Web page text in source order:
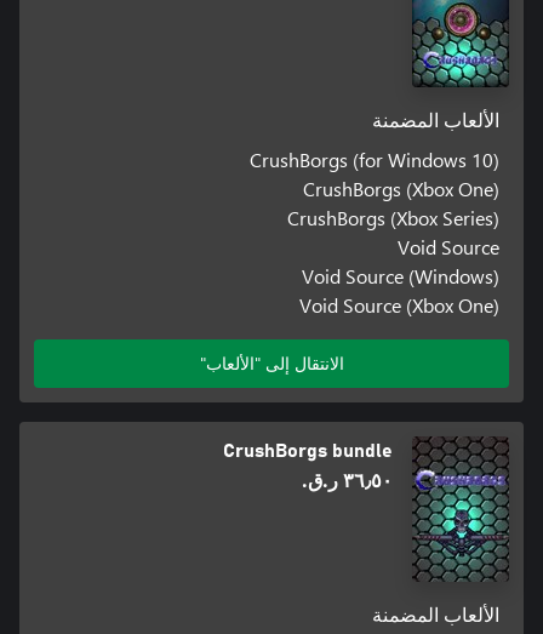
الألعاب المضمنة
CrushBorgs (for Windows 10)
CrushBorgs (Xbox One)
CrushBorgs (Xbox Series)
Void Source
Void Source (Windows)
Void Source (Xbox One)
الانتقال إلى "الألعاب"
CrushBorgs bundle
٣٦٫٥٠ ر.ق.‏
الألعاب المضمنة